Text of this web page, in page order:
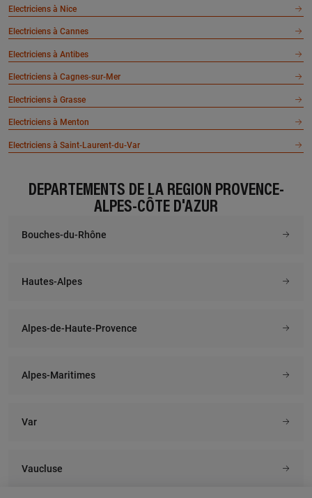
Electriciens à Nice
Electriciens à Cannes
Electriciens à Antibes
Electriciens à Cagnes-sur-Mer
Electriciens à Grasse
Electriciens à Menton
Electriciens à Saint-Laurent-du-Var
DÉPARTEMENTS DE LA RÉGION PROVENCE-
ALPES-CÔTE D'AZUR
Bouches-du-Rhône
Hautes-Alpes
Alpes-de-Haute-Provence
Alpes-Maritimes
Var
Vaucluse